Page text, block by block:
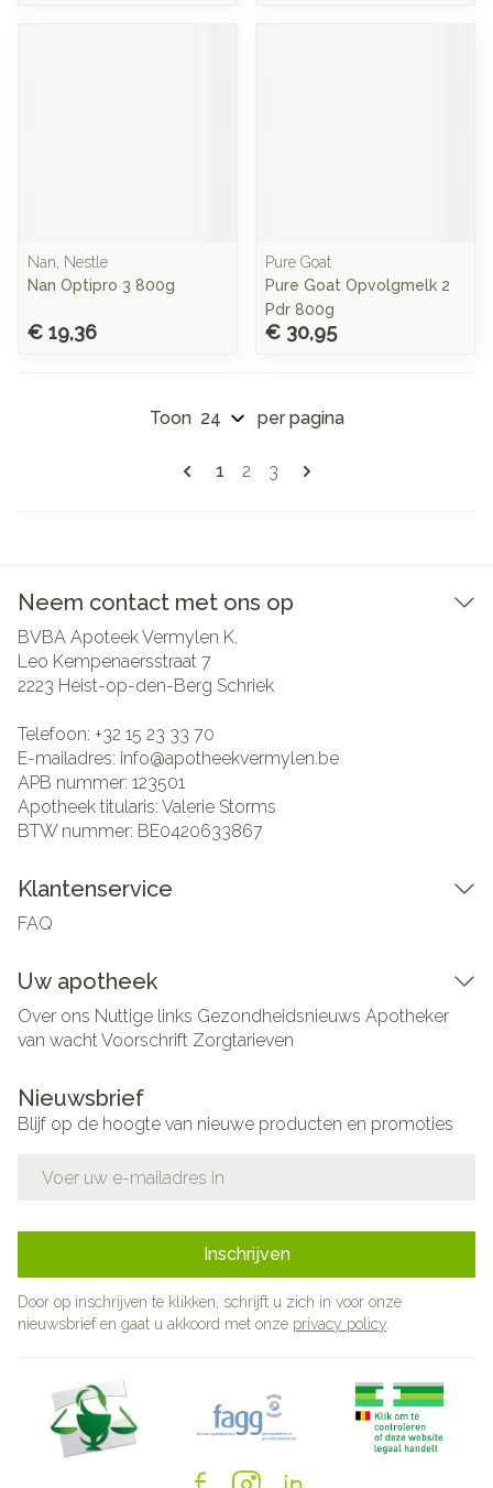
Nan, Nestle
Nan Optipro 3 800g
€ 19,36
Pure Goat
Pure Goat Opvolgmelk 2
Pdr 800g
€ 30,95
Pagina's
U lees momenteel pagina
1 Pagina
2 Pagina
3
Toon per pagina
Neem contact met ons op
BVBA Apoteek Vermylen K.
Leo Kempenaersstraat 7
2223 Heist-op-den-Berg Schriek
Telefoon: +32 15 23 33 70
E-mailadres: info@apotheekvermylen.be
APB nummer: 123501
Apotheek titularis: Valerie Storms
BTW nummer: BE0420633867
Klantenservice
FAQ
Uw apotheek
Over ons Nuttige links Gezondheidsnieuws Apotheker
van wachtVoorschrift Zorgtarieven
Nieuwsbrief
Blijf op de hoogte van nieuwe producten en promoties
Inschrijven
Door op inschrijven te klikken, schrijft u zich in voor onze
nieuwsbrief en gaat u akkoord met onze privacy policy